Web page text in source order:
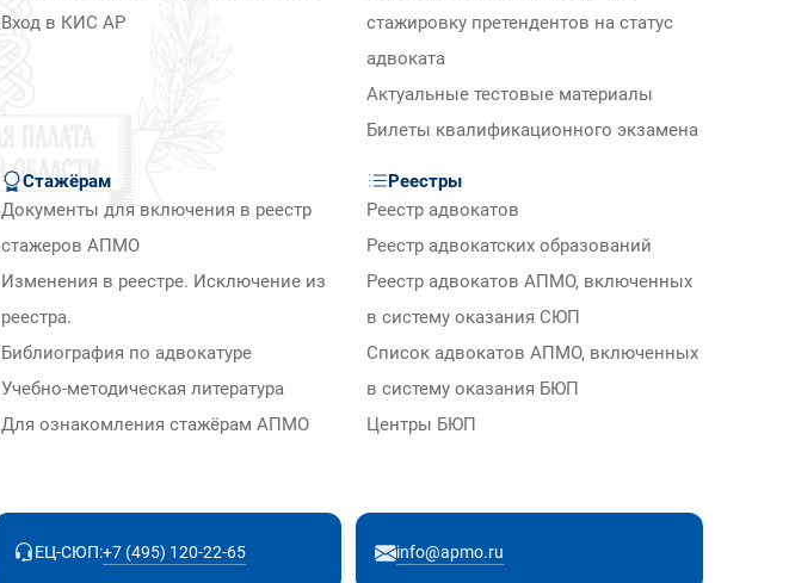
Вход в КИС АР
стажировку претендентов на статус
адвоката
Актуальные тестовые материалы
Билеты квалификационного экзамена
Стажёрам
Документы для включения в реестр
стажеров АПМО
Изменения в реестре. Исключение из
реестра.
Библиография по адвокатуре
Учебно-методическая литература
Для ознакомления стажёрам АПМО
Реестры
Реестр адвокатов
Реестр адвокатских образований
Реестр адвокатов АПМО, включенных
в систему оказания СЮП
Список адвокатов АПМО, включенных
в систему оказания БЮП
Центры БЮП
ЕЦ-СЮП:+7 (495) 120-22-65 info@apmo.ru